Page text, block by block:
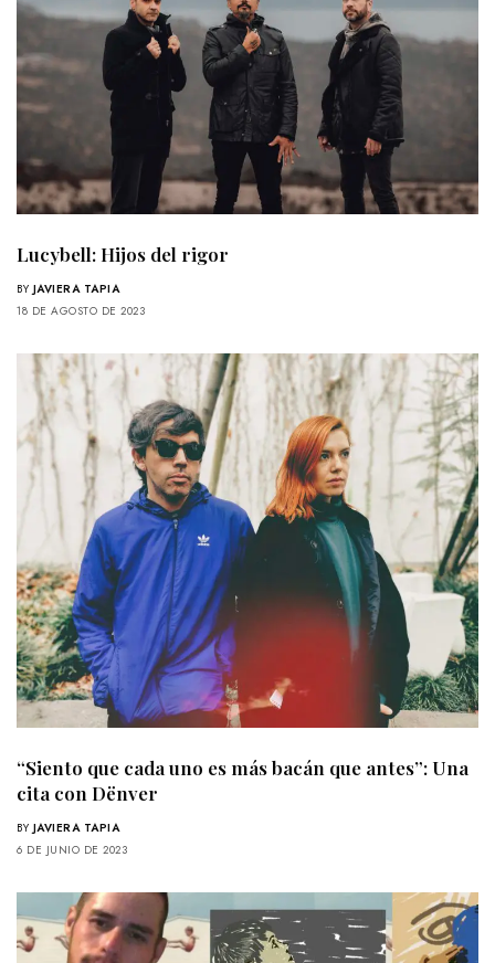
Lucybell: Hijos del rigor
BY JAVIERA TAPIA
18 DE AGOSTO DE 2023
“Siento que cada uno es más bacán que antes”: Una
cita con Dënver
BY JAVIERA TAPIA
6 DE JUNIO DE 2023